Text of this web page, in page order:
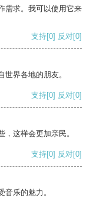
需求。我可以使用它来
支持[0] 反对[0]
界各地的朋友。
支持[0] 反对[0]
这样会更加亲民。
支持[0] 反对[0]
乐的魅力。